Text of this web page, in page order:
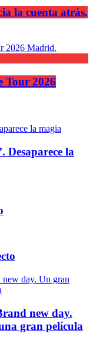
la cuenta atrás.
Tour 2026
Desaparece la
new day.
gran película